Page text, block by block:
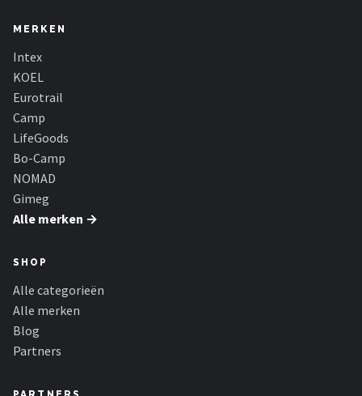
MERKEN
Intex
KOEL
Eurotrail
Camp
LifeGoods
Bo-Camp
NOMAD
Gimeg
Alle merken →
SHOP
Alle categorieën
Alle merken
Blog
Partners